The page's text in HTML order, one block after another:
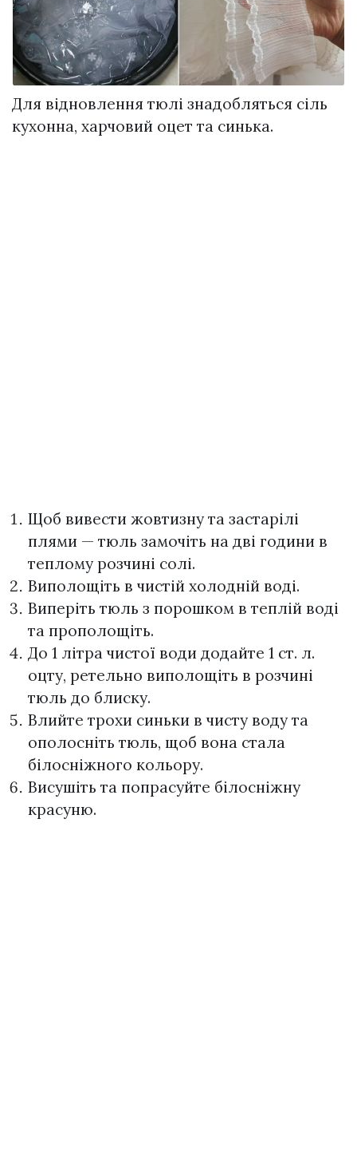
Для відновлення тюлі знадобляться сіль
кухонна, харчовий оцет та синька.
Щоб вивести жовтизну та застарілі
плями — тюль замочіть на дві години в
теплому розчині солі.
Виполощіть в чистій холодній воді.
Виперіть тюль з порошком в теплій воді
та прополощіть.
До 1 літра чистої води додайте 1 ст. л.
оцту, ретельно виполощіть в розчині
тюль до блиску.
Влийте трохи синьки в чисту воду та
ополосніть тюль, щоб вона стала
білосніжного кольору.
Висушіть та попрасуйте білосніжну
красуню.